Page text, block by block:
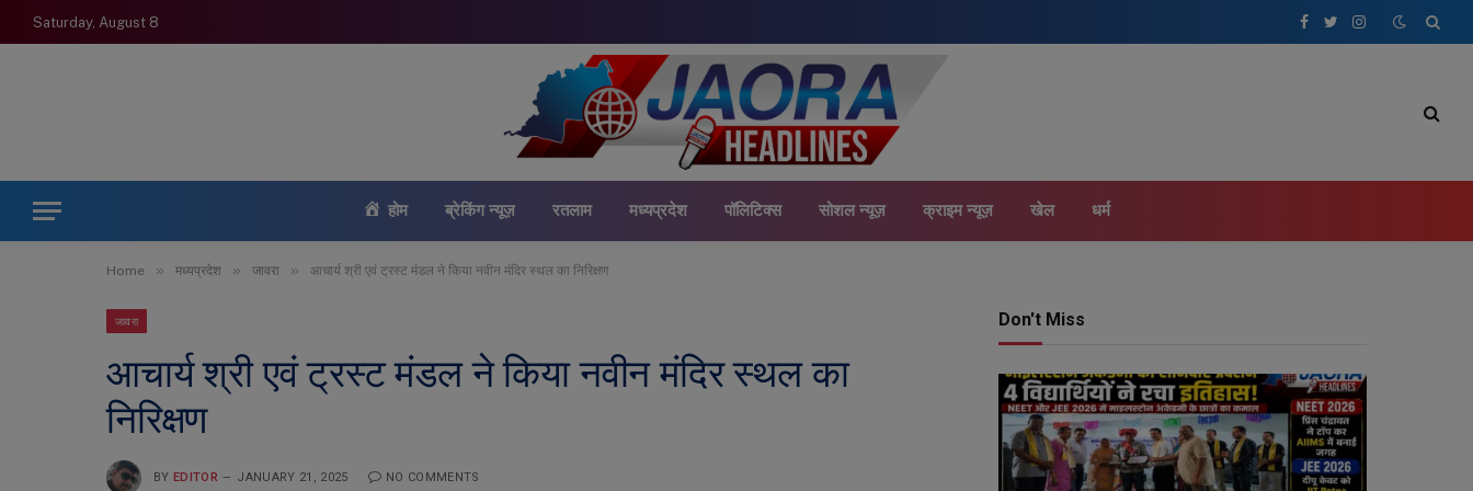
Saturday, August 8
Facebook
TwitterInstagram
होम ब्रेकिंग न्यूज़ रतलाम मध्यप्रदेश पॉलिटिक्स सोशल न्यूज़ क्राइम न्यूज़ खेल धर्म
Home » मध्यप्रदेश » जावरा » आचार्य श्री एवं ट्रस्ट मंडल ने किया नवीन मंदिर स्थल का निरिक्षण
जावरा
आचार्य श्री एवं ट्रस्ट मंडल ने किया नवीन मंदिर स्थल का
निरिक्षण
BY EDITOR JANUARY 21, 2025 NO COMMENTS
Don't Miss